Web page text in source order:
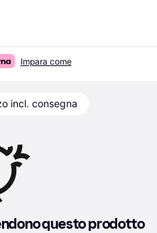
Impara come
incl. consegna
questo prodotto